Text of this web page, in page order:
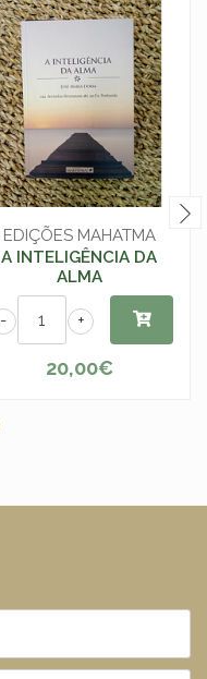
EDIÇÕES MAHATMA
A INTELIGÊNCIA DA
ALMA
+
-
20,00€